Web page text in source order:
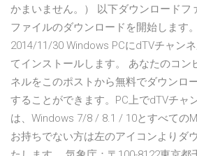
かまいません。） 以下ダウンロードフ
ファイルのダウンロードを開始します
2014/11/30 Windows PCにdTVチャン
てインストールします。 あなたのコン
ネルをこのポストから無料でダウンロ
することができます。PC上でdTVチャ
は、Windows 7/8 / 8.1 / 10とすべての
お持ちでない方は左のアイコンよりダ